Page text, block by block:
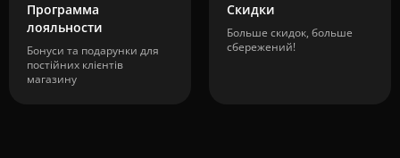
Программа
лояльности
Бонуси та подарунки для
постійних клієнтів
магазину
Скидки
Больше скидок, больше
сбережений!